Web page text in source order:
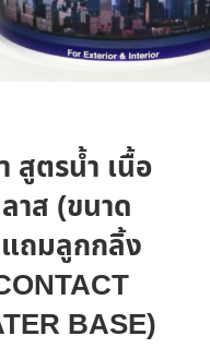
สูตรน้ำ เนื้อ
าส (ขนาด
ถมลูกกลิ้ง
BASE)